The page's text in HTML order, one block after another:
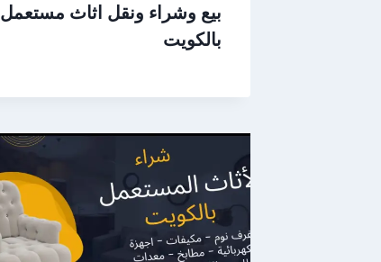
بيع وشراء ونقل اثاث مستعمل
بالكويت